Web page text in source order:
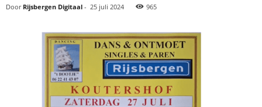
Door Rijsbergen Digitaal - 25 juli 2024 965